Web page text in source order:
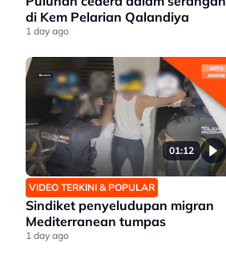
di Kem Pelarian Qalandiya
1 day ago
01:12
VIDEO TERKINI & POPULAR
Sindiket penyeludupan migran
Mediterranean tumpas
1 day ago